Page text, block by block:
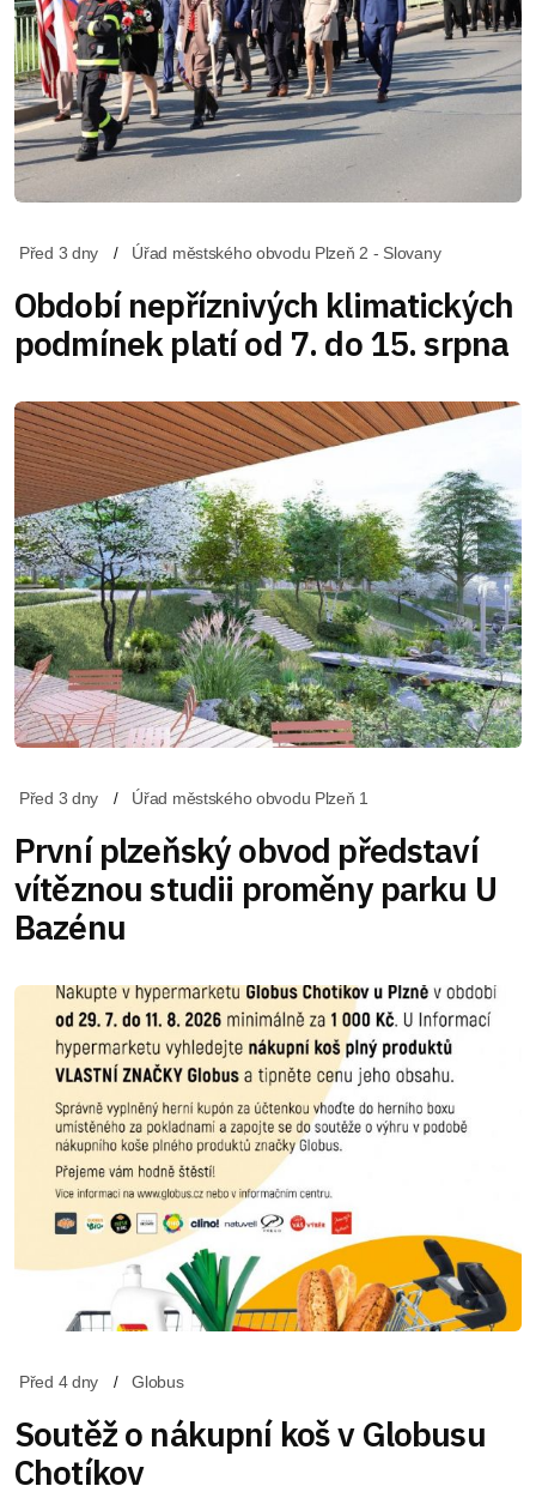
Před 3 dny Úřad městského obvodu Plzeň 2 - Slovany
Období nepříznivých klimatických
podmínek platí od 7. do 15. srpna
Před 3 dny Úřad městského obvodu Plzeň 1
První plzeňský obvod představí
vítěznou studii proměny parku U
Bazénu
Před 4 dny Globus
Soutěž o nákupní koš v Globusu
Chotíkov